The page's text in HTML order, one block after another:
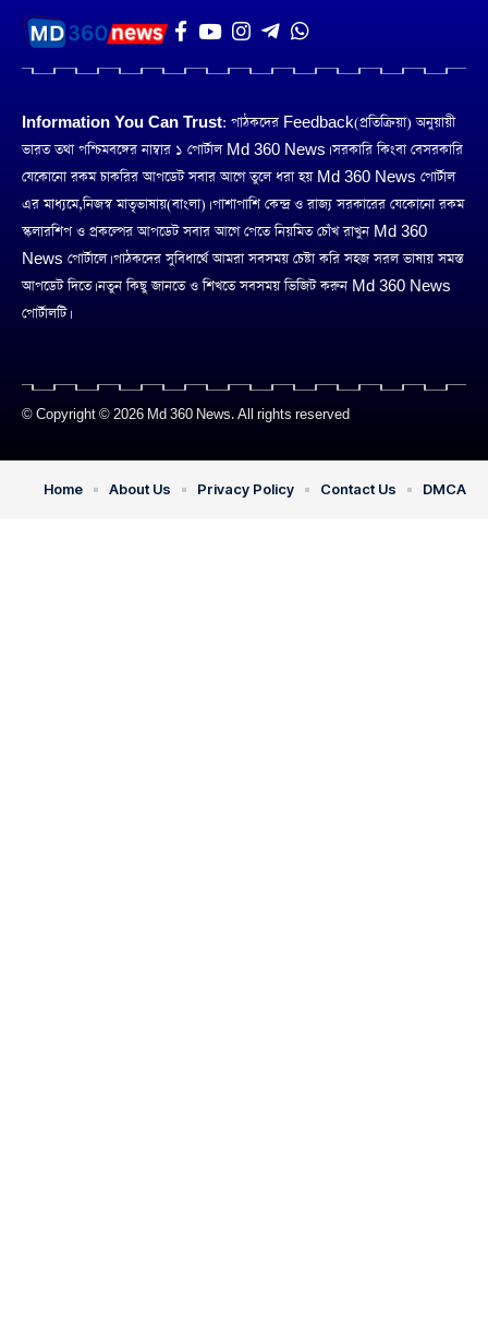
Information You Can Trust: পাঠকদের Feedback(প্রতিক্রিয়া) অনুয়ায়ী
ভারত তথা পশ্চিমবঙ্গের নাম্বার ১ পোর্টাল Md 360 News। সরকারি কিংবা বেসরকারি
যেকোনো রকম চাকরির আপডেট সবার আগে তুলে ধরা হয় Md 360 News পোর্টাল
এর মাধ্যমে,নিজস্ব মাতৃভাষায়(বাংলা)। পাশাপাশি কেন্দ্র ও রাজ্য সরকারের যেকোনো রকম
স্কলারশিপ ও প্রকল্পের আপডেট সবার আগে পেতে নিয়মিত চোঁখ রাখুন Md 360
News পোর্টালে। পাঠকদের সুবিধার্থে আমরা সবসময় চেষ্টা করি সহজ সরল ভাষায় সমস্ত
আপডেট দিতে। নতুন কিছু জানতে ও শিখতে সবসময় ভিজিট করুন Md 360 News
পোর্টালটি।
© Copyright © 2026 Md 360 News. All rights reserved
Home About Us Privacy Policy Contact Us DMCA